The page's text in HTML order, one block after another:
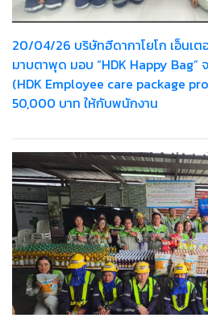
20/04/26 บริษัทฮีดากาโยโก เอ็นเต
มาบตาพุด มอบ “HDK Happy Bag”
(HDK Employee care package
50,000 บาท ให้กับพนักงาน